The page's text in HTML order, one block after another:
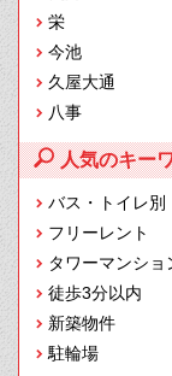
栄
今池
久屋大通
八事
人気のキー
バス・トイレ別
フリーレント
タワーマンショ
徒歩3分以内
新築物件
駐輪場